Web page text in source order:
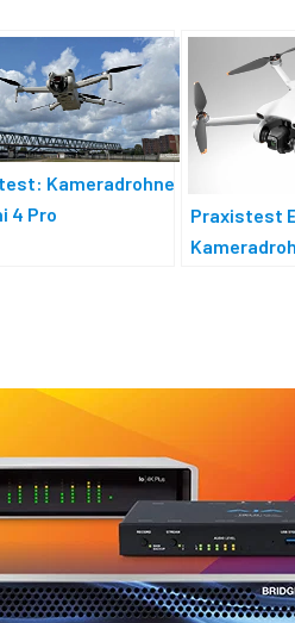
Kameradrohne
4 Pro
Praxistest